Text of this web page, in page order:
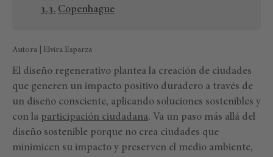
Copenhague
Autora | Elvira Esparza
El diseño regenerativo plantea la creación de ciudades
que generen un impacto positivo duradero a través de
un diseño consciente, aplicando soluciones sostenibles y
con la participación ciudadana. Va un paso más allá del
diseño sostenible porque no crea ciudades que
minimicen su impacto y preserven el medio ambiente,